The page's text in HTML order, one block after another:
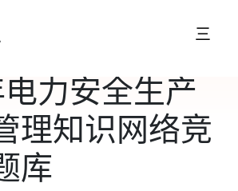
三
力安全生产
理知识网络竞
库